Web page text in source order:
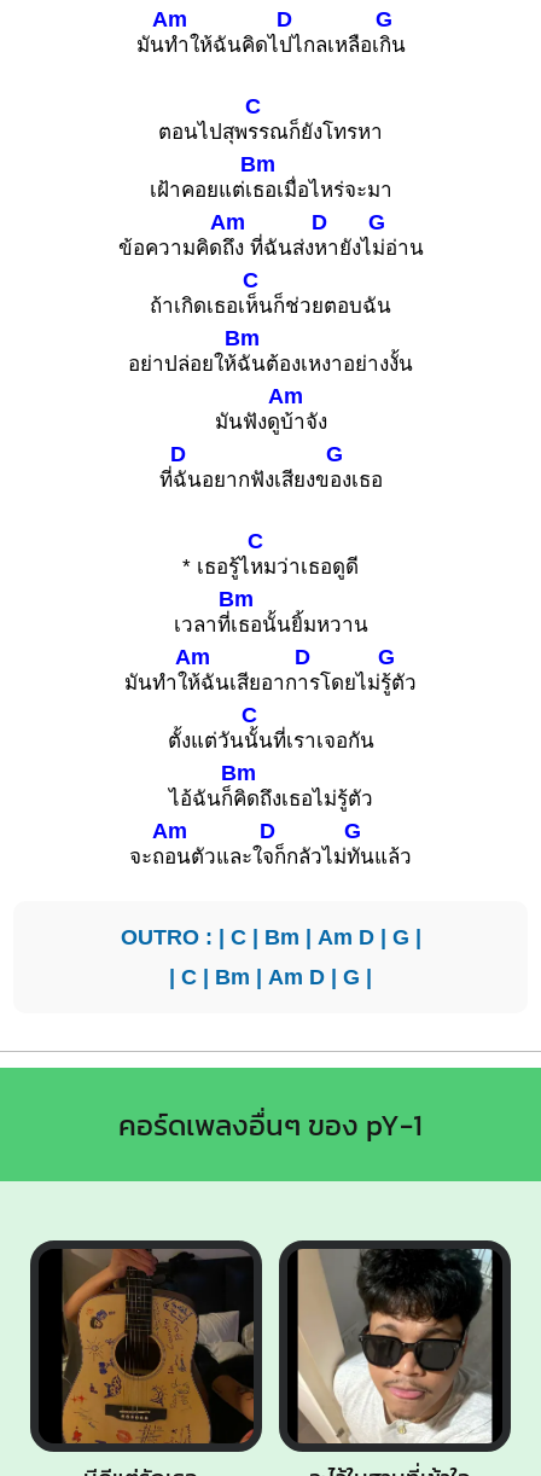
มัน
Am
ทำให้ฉันคิดไ
D
ปไกลเหลือเ
G
กิน
ตอนไปสุพ
C
รรณก็ยังโทรหา
เฝ้าคอยแต่เ
Bm
ธอเมื่อไหร่จะมา
ข้อความคิด
Am
ถึง ที่ฉันส่ง
D
หายังไ
G
ม่อ่าน
ถ้าเกิดเธอเ
C
ห็นก็ช่วยตอบฉัน
อย่าปล่อยให้
Bm
ฉันต้องเหงาอย่างงั้น
มันฟังดู
Am
บ้าจัง
ที่
D
ฉันอยากฟังเสียงข
G
องเธอ
* เธอรู้ไ
C
หมว่าเธอดูดี
เวลาที่
Bm
เธอนั้นยิ้มหวาน
มันทำใ
Am
ห้ฉันเสียอาก
D
ารโดยไม่
G
รู้ตัว
ตั้งแต่วัน
C
นั้นที่เราเจอกัน
ไอ้ฉันก็
Bm
คิดถึงเธอไม่รู้ตัว
จะถ
Am
อนตัวและใ
D
จก็กลัวไม่
G
ทันแล้ว
OUTRO : | C| Bm | Am D| G |
| C | Bm | Am D | G |
คอร์ดเพลงอื่นๆ ของ pY-1